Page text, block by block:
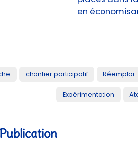
en
chantier participatif Réemploi
Expérimentation
Publication